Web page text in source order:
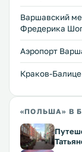
Варшавский
Фредерика
Аэропорт
Краков-
«ПОЛЬША» В